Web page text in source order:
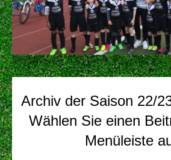
Archiv der Saison 22/
Wählen Sie einen
Menüleiste